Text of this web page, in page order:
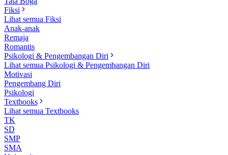
Fiksi
Lihat semua Fiksi
Anak-anak
Remaja
Romantis
Psikologi & Pengembangan Diri
Lihat semua Psikologi & Pengembangan Diri
Motivasi
Pengembang Diri
Psikologi
Textbooks
Lihat semua Textbooks
TK
SD
SMP
SMA